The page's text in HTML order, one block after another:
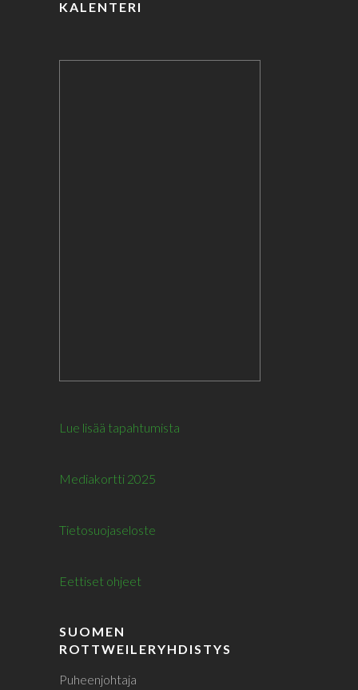
KALENTERI
Lue lisää tapahtumista
Mediakortti 2025
Tietosuojaseloste
Eettiset ohjeet
SUOMEN
ROTTWEILERYHDISTYS
Puheenjohtaja